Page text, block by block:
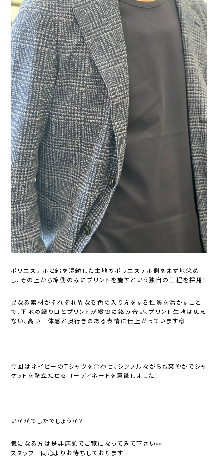
ポリエステルと綿を混紡した生地のポリエステル側をまず地染め
し、その上から綿側のみにプリントを施すという独自の工程を採用！
異なる素材がそれぞれ異なる色の入り方をする性質を活かすこと
で、下地の織り目とプリントが緻密に絡み合い、プリント生地は思え
ない、高い一体感と奥行きのある表情に仕上がっています😊
今回はネイビーのTシャツを合わせ、シンプルながらも爽やかでジャ
ケットを際立たせるコーディネートを意識しました！
いかがでしたでしょうか？
気になる方は是非店頭でご覧になってみて下さい👀
スタッフ一同心よりお待ちしております